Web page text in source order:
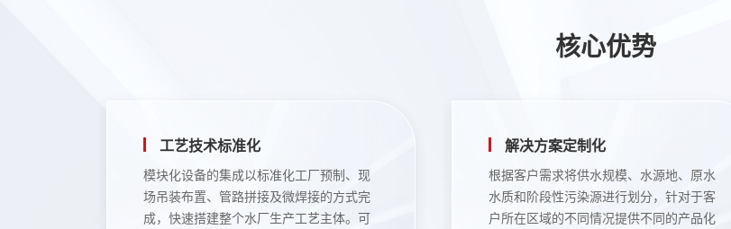
核心优势
工艺技术标准化
模块化设备的集成以标准化工厂预制、现
场吊装布置、管路拼接及微焊接的方式完
成，快速搭建整个水厂生产工艺主体。可
解决方案定制化
根据客户需求将供水规模、水源地、原水
水质和阶段性污染源进行划分，针对于客
户所在区域的不同情况提供不同的产品化